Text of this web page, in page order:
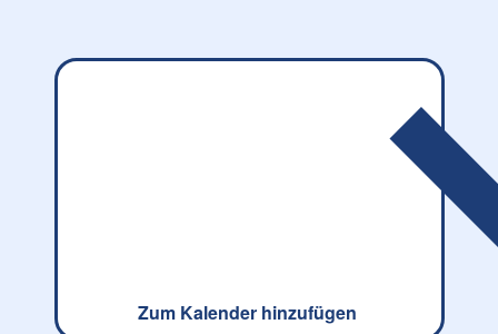
Zum Kalender hinzufügen